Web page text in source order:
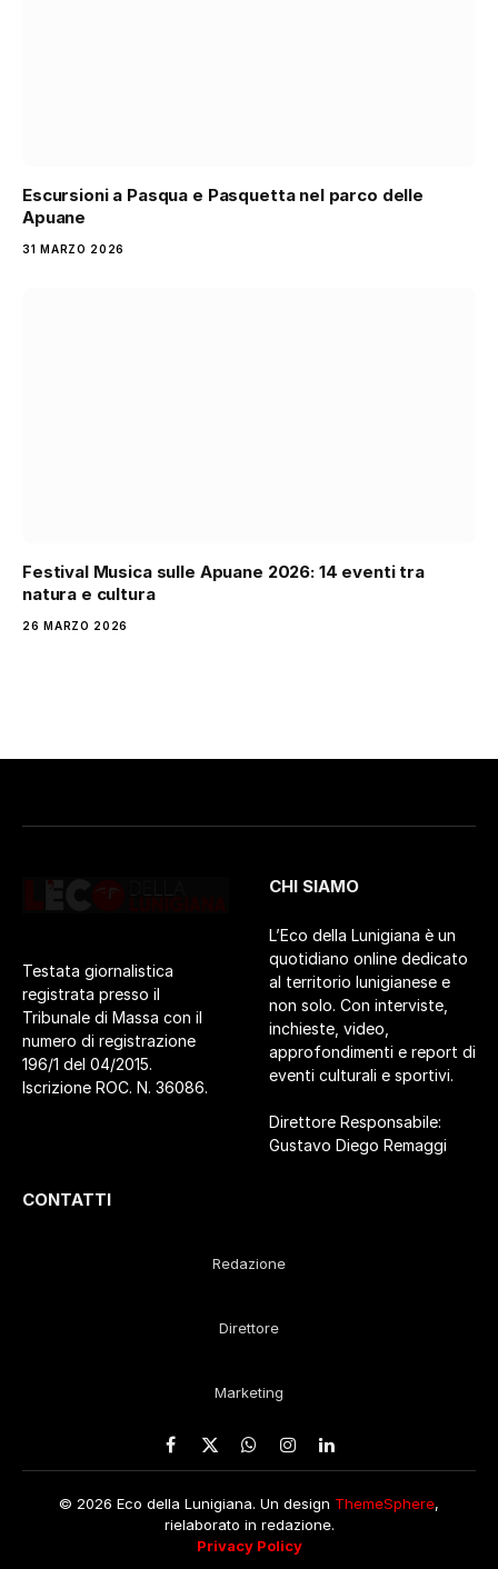
Escursioni a Pasqua e Pasquetta nel parco delle
Apuane
31 MARZO 2026
Festival Musica sulle Apuane 2026: 14 eventi tra
natura e cultura
26 MARZO 2026
Testata giornalistica
registrata presso il
Tribunale di Massa con il
numero di registrazione
196/1 del 04/2015.
Iscrizione ROC. N. 36086.
CHI SIAMO
L’Eco della Lunigiana è un
quotidiano online dedicato
al territorio lunigianese e
non solo. Con interviste,
inchieste, video,
approfondimenti e report di
eventi culturali e sportivi.
Direttore Responsabile:
Gustavo Diego Remaggi
CONTATTI
Redazione
Direttore
Marketing
Facebook
X
WhatsApp
Instagram
LinkedIn
© 2026 Eco della Lunigiana. Un design ThemeSphere,
rielaborato in redazione.
Privacy Policy